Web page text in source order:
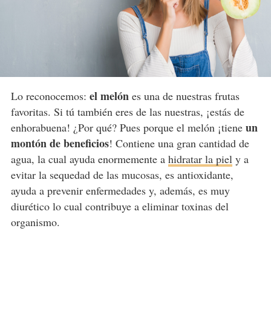
Lo reconocemos: el melónes una de nuestras frutas
favoritas. Si tú también eres de las nuestras, ¡estás de
enhorabuena! ¿Por qué? Pues porque el melón ¡tiene un
montón de beneficios! Contiene una gran cantidad de
agua, la cual ayuda enormemente a hidratar la piely a
evitar la sequedad de las mucosas, es antioxidante,
ayuda a prevenir enfermedades y, además, es muy
diurético lo cual contribuye a eliminar toxinas del
organismo.